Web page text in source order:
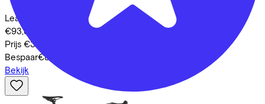
Leaseprijs p/m vanaf
€93,86
Prijs €3.999,00
Bespaar€825,54
Bekijk